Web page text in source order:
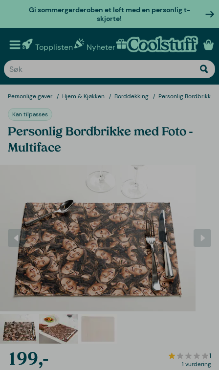
Gi sommergarderoben et løft med en personlig t-
skjorte!
Topplisten Nyheter Personlige gaver
Personlige gaver Hjem & Kjøkken Borddekking Personlig Bordbrikke
Kan tilpasses
Personlig Bordbrikke med Foto -
Multiface
199,- 1
1 vurdering